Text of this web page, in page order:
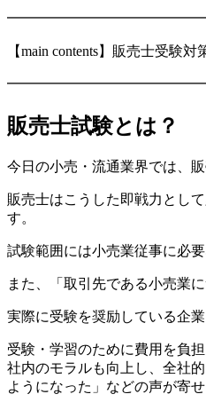
【main contents】販売士受験対
販売士試験とは？
今日の小売・流通業界では、
販売士はこうした即戦力とし
す。
試験範囲には小売業従事に必
また、「取引先である小売業
実際に受験を奨励している企業
受験・学習のために費用を負
社内のモラルも向上し、全社
ようになった」などの声が寄せ